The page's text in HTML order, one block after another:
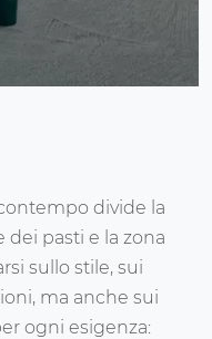
divide la
dei pasti e la zona
sullo stile, sui
ma anche sui
ogni esigenza: